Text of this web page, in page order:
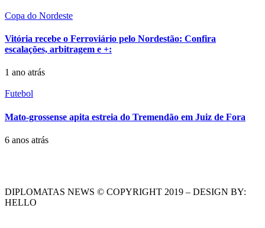
Copa do Nordeste
Vitória recebe o Ferroviário pelo Nordestão: Confira
escalações, arbitragem e +:
1 ano atrás
Futebol
Mato-grossense apita estreia do Tremendão em Juiz de Fora
6 anos atrás
DIPLOMATAS NEWS © COPYRIGHT 2019 – DESIGN BY:
HELLO